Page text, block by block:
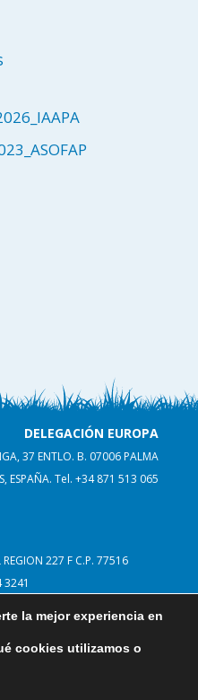
land
DELEGACIÓN EUROPA
37 ENTLO. B. 07006 PALMA
ESPAÑA. Tel. +34 871 513 065
227 F C.P. 77516
3241
la mejor experiencia en
cookies utilizamos o